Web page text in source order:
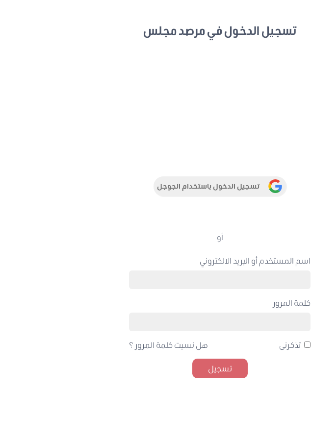
تسجيل الدخول في مرصد مجلس
تسجيل الدخول باستخدام الجوجل
أو
اسم المستخدم أو البريد الالكتروني
كلمة المرور
تذكرنى هل نسيت كلمة المرور ؟